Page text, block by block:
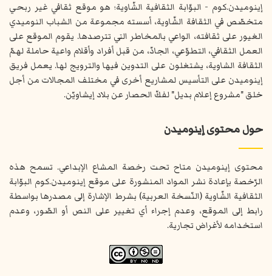
إينوميدن.كوم - البوّابة الثقافية الشّاوية؛ هو موقع ثقافي غير ربحي
متخصّص في الثقافة الشّاوية، أسسته مجموعة من الشباب النوميدي
الغيور على ثقافته، الواعي بالمخاطر التي تترصدها. يقوم الموقع على
العمل الثقافي، التطوّعي، الجادّ، من قبل أفراد وأقلام واعية حاملة لهمّ
الثقافة الشاوية، يشتغلون على التدوين فيها والترويج لها. يعمل فريق
إينوميدن على التأسيس لمشاريع أخرى في مختلف المجالات من أجل
خلق "مشروع إعلام بديل" لفكّ الحصار عن بلاد إيشاويّن.
حول محتوى إينوميدن
محتوى إينوميدن متاح تحت رخصة المشاع الإبداعي. تسمح هذه
الرّخصة بإعادة نشر المواد المنشورة على موقع إينوميدن.كوم البوّابة
الثقافية الشّاوية (النّسخة العربية) بشرط الإشارة إلى مصدرها بواسطة
رابط إلى الموقع، وعدم إجراء أي تغيير على النص أو الصّور، وعدم
استخدامه لأغراض تجارية.